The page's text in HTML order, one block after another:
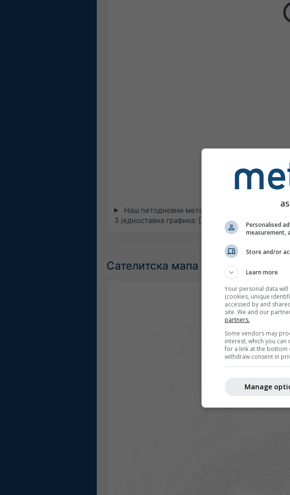
Наш петодневни метеограм за Вајлхајм у
3 једноставна графика: [Више]
Сателитска мапа уживо, Немачка
Personalised
measurement,
Store and/or
Learn more
Your personal data
(cookies, unique
accessed by and
site. We and our
partners.
Some vendors may
interest, which you
for a link at the bottom
withdraw consent in
Manage